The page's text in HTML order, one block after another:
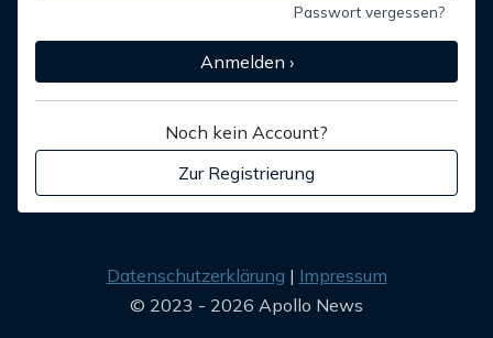
Passwort vergessen?
Anmelden ›
Noch kein Account?
Zur Registrierung
Datenschutzerklärung
Impressum
© 2023 - 2026 Apollo News